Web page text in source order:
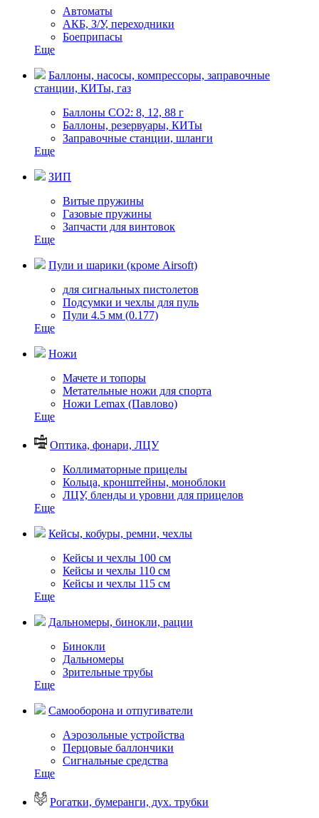
Автоматы
АКБ, З/У, переходники
Боеприпасы
Еще
Баллоны, насосы, компрессоры, заправочные
станции, КИТы, газ
Баллоны СО2: 8, 12, 88 г
Баллоны, резервуары, КИТы
Заправочные станции, шланги
Еще
ЗИП
Витые пружины
Газовые пружины
Запчасти для винтовок
Еще
Пули и шарики (кроме Airsoft)
для сигнальных пистолетов
Подсумки и чехлы для пуль
Пули 4.5 мм (0.177)
Еще
Ножи
Мачете и топоры
Метательные ножи для спорта
Ножи Lemax (Павлово)
Еще
Оптика, фонари, ЛЦУ
Коллиматорные прицелы
Кольца, кронштейны, моноблоки
ЛЦУ, бленды и уровни для прицелов
Еще
Кейсы, кобуры, ремни, чехлы
Кейсы и чехлы 100 см
Кейсы и чехлы 110 см
Кейсы и чехлы 115 см
Еще
Дальномеры, бинокли, рации
Бинокли
Дальномеры
Зрительные трубы
Еще
Самооборона и отпугиватели
Аэрозольные устройства
Перцовые баллончики
Сигнальные средства
Еще
Рогатки, бумеранги, дух. трубки